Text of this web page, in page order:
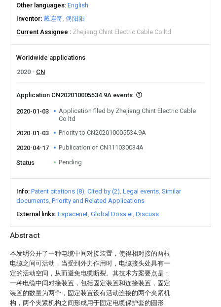
Abstract
本发明公开了一种电缆中间对接装置，使得相对接的两根
电缆之间可活动，当受到外力作用时，电缆接头处具有一
定的活动空间，从而避免电缆断裂。其技术方案要点是：
一种电缆中间对接装置，包括固定装置和连接装置，固定
装置的数量为两个，固定装置设有活动连接的两个夹紧机
构，两个夹紧机构之间形成用于固定电缆保护套的圆形
Other languages English
Inventor 戴连奇 佟阳阳
Current Assignee
Zhejiang Chint Electric Cable Co ltd
Worldwide applications
2020
CN
Application CN202010005534.9A events
2020-01-03
Application filed by Zhejiang Chint Electric Cable
Co ltd
2020-01-03
Priority to CN202010005534.9A
2020-04-17 Publication of CN111030034A
Status Pending
Info Patent citations (8) Cited by (2) Legal events Similar
documents Priority and Related Applications
External links Espacenet Global Dossier Discuss